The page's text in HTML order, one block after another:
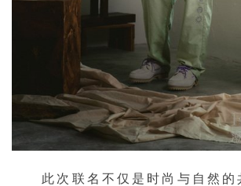
此次联名不仅是时尚与自然的